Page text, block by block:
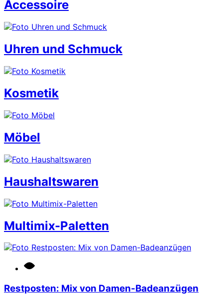
Accessoire
Uhren und Schmuck
Kosmetik
Möbel
Haushaltswaren
Multimix-Paletten
Restposten: Mix von Damen-Badeanzügen